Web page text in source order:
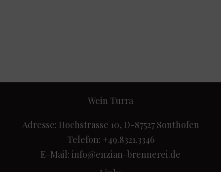
Wein Turra
Adresse: Hochstrasse 10, D-87527 Sonthofen
Telefon: +49.8321.3346
E-Mail: info@enzian-brennerei.de